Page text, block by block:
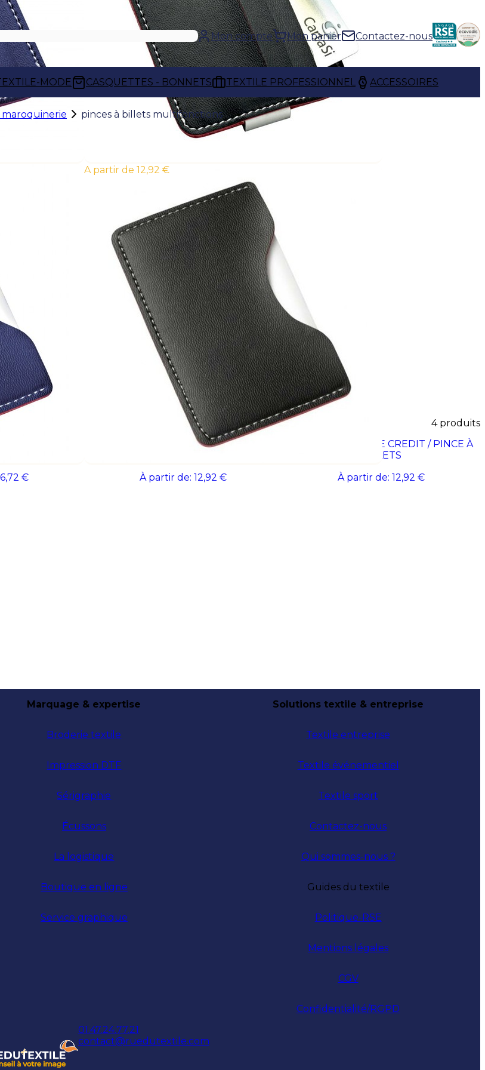
Mon compte Mon panier Contactez-nous
MODE CASQUETTES - BONNETS TEXTILE PROFESSIONNEL ACCESSOIRES
pinces à billets multifonctions
pinces à billets multifonctionsréunissent plusieurs
fonctionnalités dans un format compact pour organiser billets, cartes et
petits accessoires. Pratiques et discrètes, elles simplifient le quotidien
tout en limitant l'encombrement.
Conçues pour représenter votre entreprise, elles constituent un
objet promotionnel original et durable. Une solution élégante qui
associe fonctionnalité et communication.
À partir de 12,92 €
4 produits
/ PINCE À
€
PORTE-CARTES DE CREDIT / PINCE À
À partir de: 12,92 €
PORTE-CARTES DE CREDIT / PINCE À
BILLETS
À partir de: 12,92 €
Marquage & expertise
Broderie textile
Impression DTF
Sérigraphie
Écussons
La logistique
Boutique en ligne
Service graphique
Solutions textile & entreprise
Textile entreprise
Textile événementiel
Textile sport
Contactez-nous
Qui sommes-nous ?
Guides du textile
Politique-RSE
Mentions légales
CGV
Confidentialité/RGPD
01.47.24.77.21
contact@ruedutextile.com